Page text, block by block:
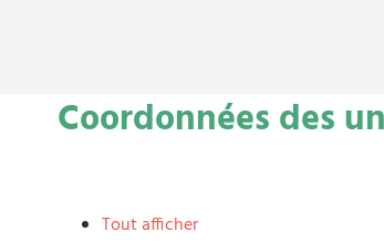
Coordonnées des
Tout afficher